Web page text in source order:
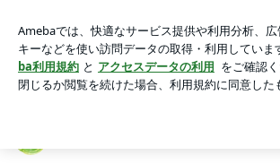
ブル便りアプリをダウンロードして ブログの更新通知
を
ょう。